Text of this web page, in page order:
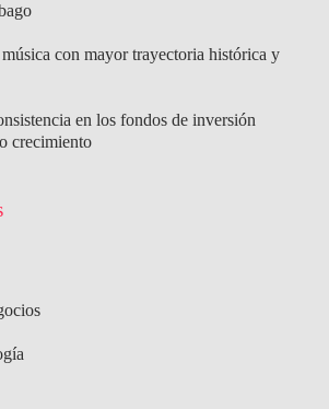
con mayor trayectoria histórica y
en los fondos de inversión
crecimiento